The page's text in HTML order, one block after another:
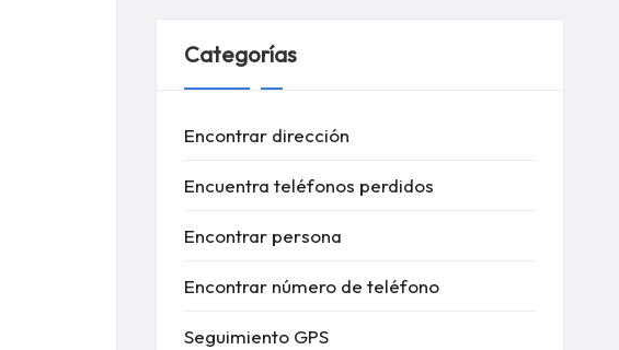
Categorías
Encontrar dirección
Encuentra teléfonos perdidos
Encontrar persona
Encontrar número de teléfono
Seguimiento GPS